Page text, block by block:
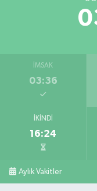
İMSAK
03:36
İKINDI
16:24
Aylık Vakitler